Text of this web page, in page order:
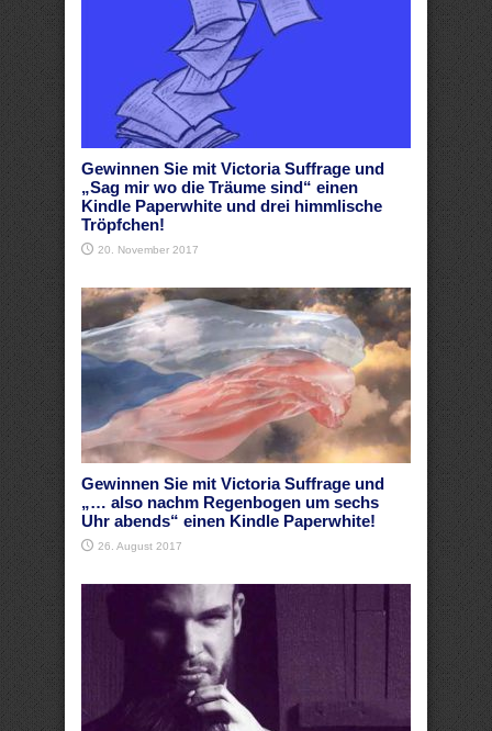
Gewinnen Sie mit Victoria Suffrage und
„Sag mir wo die Träume sind“ einen
Kindle Paperwhite und drei himmlische
Tröpfchen!
20. November 2017
Gewinnen Sie mit Victoria Suffrage und
„… also nachm Regenbogen um sechs
Uhr abends“ einen Kindle Paperwhite!
26. August 2017